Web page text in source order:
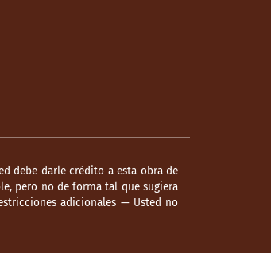
debe darle crédito a esta obra de
pero no de forma tal que sugiera
adicionales — Usted no